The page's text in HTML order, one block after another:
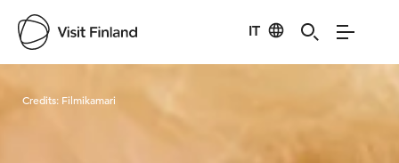
IT
Visit Finland
Credits: Filmikamari